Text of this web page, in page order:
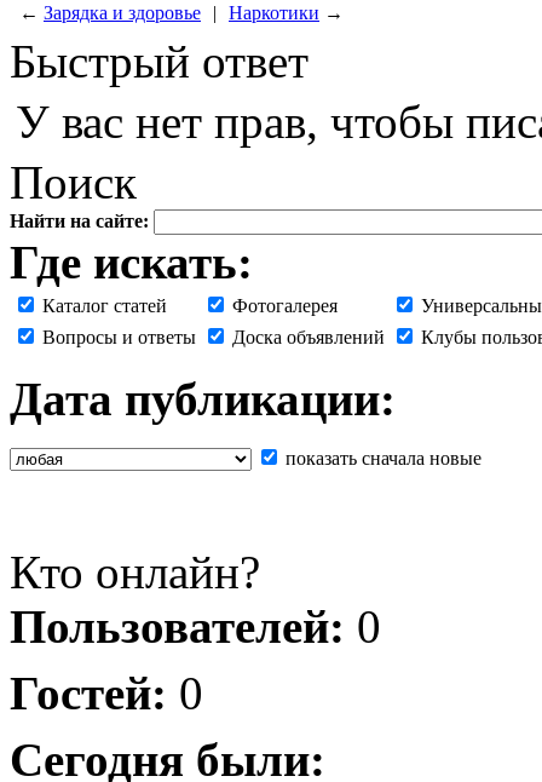
← Зарядка и здоровье | Наркотики →
Быстрый ответ
У вас нет прав, чтобы
Поиск
Найти на сайте:
Где искать:
Каталог статей Фотогалерея
Вопросы и ответы
Доска объявлений Клубы
Дата публикации:
показать сначала новые
Кто онлайн?
Пользователей: 0
Гостей: 0
Сегодня были: